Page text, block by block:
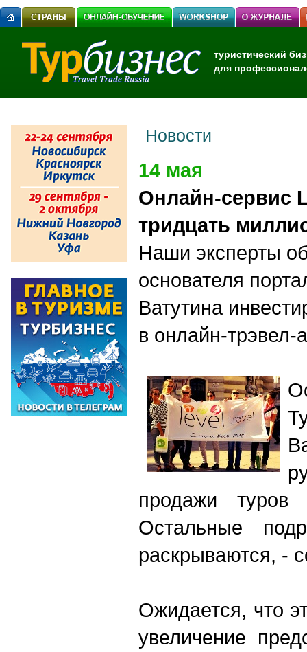
туристический
для
Новости
14 мая
Онлайн-сервис
тридцать
Наши эксперты
основателя
Ватутина
в онлайн-трэвел-
продажи туров
Остальные
раскрываются, -
Ожидается, что
увеличение